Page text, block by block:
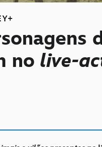
no live-